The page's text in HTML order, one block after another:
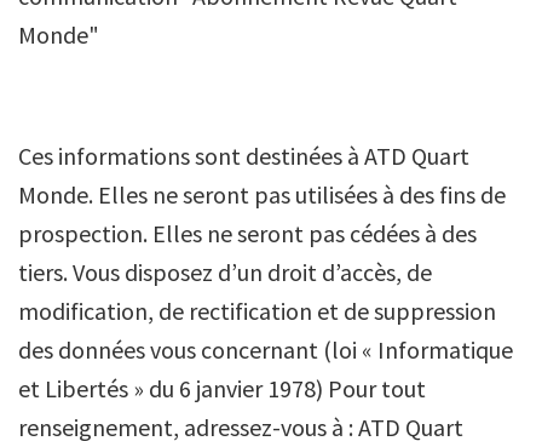
Monde"
Ces informations sont destinées à ATD Quart
Monde. Elles ne seront pas utilisées à des fins de
prospection. Elles ne seront pas cédées à des
tiers. Vous disposez d’un droit d’accès, de
modification, de rectification et de suppression
des données vous concernant (loi « Informatique
et Libertés » du 6 janvier 1978) Pour tout
renseignement, adressez-vous à : ATD Quart